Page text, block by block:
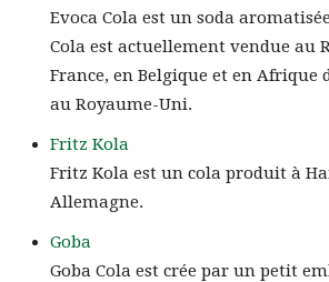
Evoca Cola est un soda
Cola est actuellement vendue au
France, en Belgique et en Afrique
au Royaume-Uni.
Fritz Kola
Fritz Kola est un cola produit à
Allemagne.
Goba
Goba Cola est crée par un petit